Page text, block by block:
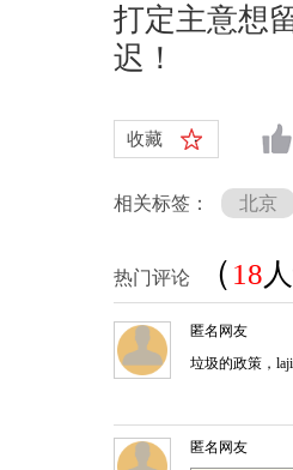
打定主意想
迟！
收藏
相关标签： 北京
热门评论 （ 18
匿名网友
垃圾的政策，laji
匿名网友